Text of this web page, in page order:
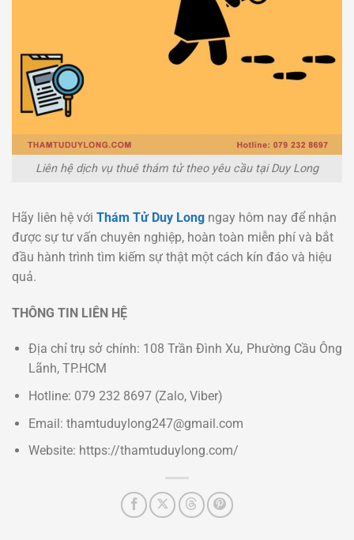
Liên hệ dịch vụ thuê thám tử theo yêu cầu tại Duy Long
Hãy liên hệ với Thám Tử Duy Long ngay hôm nay để nhận
được sự tư vấn chuyên nghiệp, hoàn toàn miễn phí và bắt
đầu hành trình tìm kiếm sự thật một cách kín đáo và hiệu
quả.
THÔNG TIN LIÊN HỆ
Địa chỉ trụ sở chính: 108 Trần Đình Xu, Phường Cầu Ông
Lãnh, TP.HCM
Hotline: 079 232 8697 (Zalo, Viber)
Email: thamtuduylong247@gmail.com
Website: https://thamtuduylong.com/